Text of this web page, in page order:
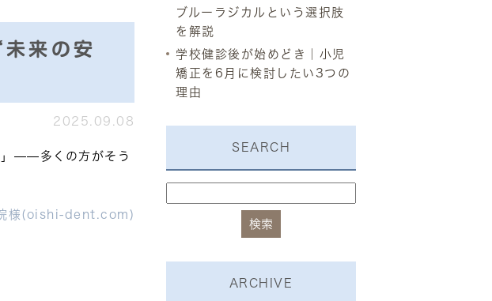
来の安
2025.09.08
」——多くの方がそう
様(oishi-dent.com)
ブルーラジカルという選択肢
を解説
学校健診後が始めどき｜小児
矯正を6月に検討したい3つの
理由
SEARCH
ARCHIVE